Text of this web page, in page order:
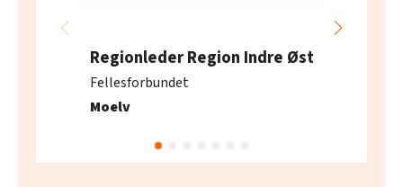
Regionleder Region Indre Øst
Fellesforbundet
Moelv